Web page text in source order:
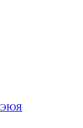
ЭЮЯ